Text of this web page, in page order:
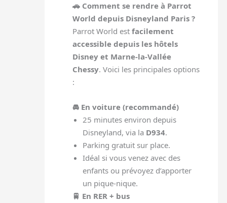
🚗 Comment se rendre à Parrot
World depuis Disneyland Paris ?
Parrot World estfacilement
accessible depuis les hôtels
Disney et Marne-la-Vallée
Chessy. Voici les principales options
:
🚘 En voiture (recommandé)
25 minutes environ depuis
Disneyland, via la D934.
Parking gratuit sur place.
Idéal si vous venez avec des
enfants ou prévoyez d’apporter
un pique-nique.
🚆 En RER + bus